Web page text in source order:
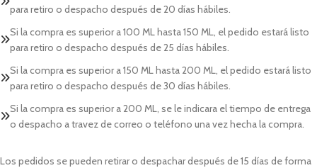
para retiro o despacho después de 20 días hábiles.
Si la compra es superior a 100 ML hasta 150 ML, el pedido estará listo
para retiro o despacho después de 25 días hábiles.
Si la compra es superior a 150 ML hasta 200 ML, el pedido estará listo
para retiro o despacho después de 30 días hábiles.
Si la compra es superior a 200 ML, se le indicara el tiempo de entrega
o despacho a travez de correo o teléfono una vez hecha la compra.
Los pedidos se pueden retirar o despachar después de 15 días de forma